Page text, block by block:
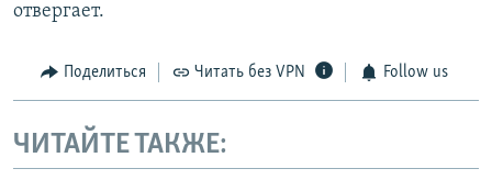
отвергает.
Поделиться Читать без VPN Follow us
ЧИТАЙТЕ ТАКЖЕ: